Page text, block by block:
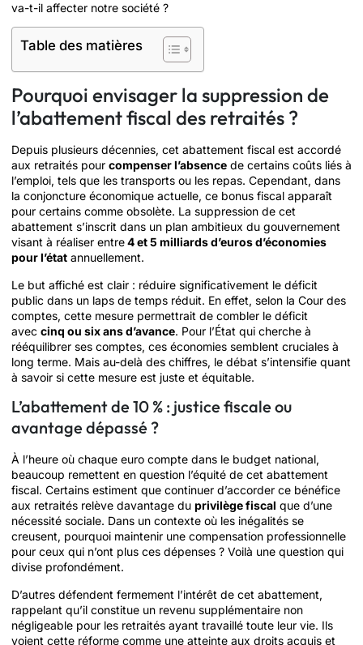
va-t-il affecter notre société ?
Table des matières
Pourquoi envisager la suppression de
l’abattement fiscal des retraités ?
Depuis plusieurs décennies, cet abattement fiscal est accordé
aux retraités pour compenser l’absence de certains coûts liés à
l’emploi, tels que les transports ou les repas. Cependant, dans
la conjoncture économique actuelle, ce bonus fiscal apparaît
pour certains comme obsolète. La suppression de cet
abattement s’inscrit dans un plan ambitieux du gouvernement
visant à réaliser entre4 et 5 milliards d’euros d’économies
pour l’état annuellement.
Le but affiché est clair : réduire significativement le déficit
public dans un laps de temps réduit. En effet, selon la Cour des
comptes, cette mesure permettrait de combler le déficit
avec cinq ou six ans d’avance. Pour l’État qui cherche à
rééquilibrer ses comptes, ces économies semblent cruciales à
long terme. Mais au-delà des chiffres, le débat s’intensifie quant
à savoir si cette mesure est juste et équitable.
L’abattement de 10 % : justice fiscale ou
avantage dépassé ?
À l’heure où chaque euro compte dans le budget national,
beaucoup remettent en question l’équité de cet abattement
fiscal. Certains estiment que continuer d’accorder ce bénéfice
aux retraités relève davantage du privilège fiscal que d’une
nécessité sociale. Dans un contexte où les inégalités se
creusent, pourquoi maintenir une compensation professionnelle
pour ceux qui n’ont plus ces dépenses ? Voilà une question qui
divise profondément.
D’autres défendent fermement l’intérêt de cet abattement,
rappelant qu’il constitue un revenu supplémentaire non
négligeable pour les retraités ayant travaillé toute leur vie. Ils
voient cette réforme comme une atteinte aux droits acquis et